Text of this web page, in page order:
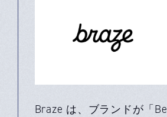
Braze は、ブランドが「